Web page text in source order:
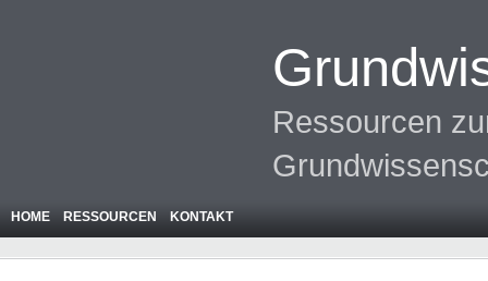
Ressourcen
HOME RESSOURCEN KONTAKT